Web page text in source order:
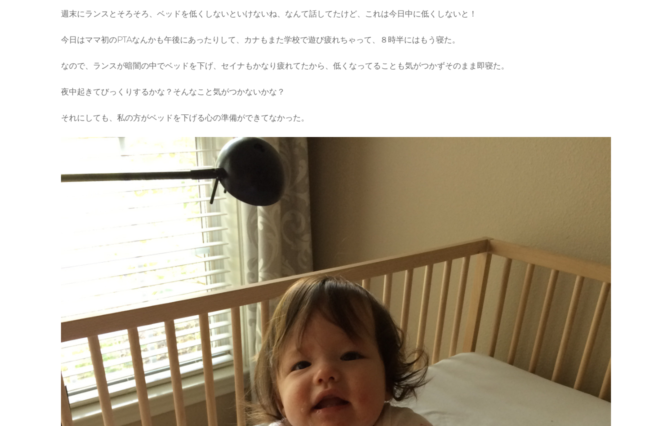
週末にランスとそろそろ、ベッドを低くしないといけないね、なんて話してたけど、これは今日中に低くしないと！
今日はママ初のPTAなんかも午後にあったりして、カナもまた学校で遊び疲れちゃって、８時半にはもう寝た。
なので、ランスが暗闇の中でベッドを下げ、セイナもかなり疲れてたから、低くなってることも気がつかずそのまま即寝た。
夜中起きてびっくりするかな？そんなこと気がつかないかな？
それにしても、私の方がベッドを下げる心の準備ができてなかった。